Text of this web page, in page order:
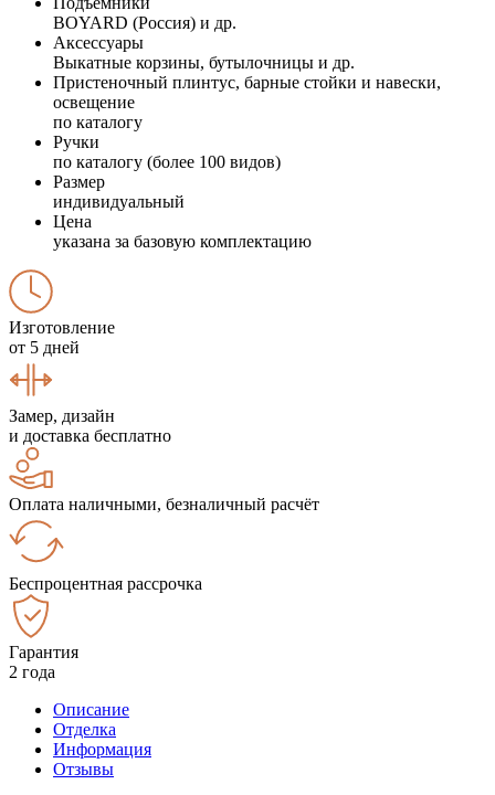
BOYARD (Россия) и др.
Аксессуары
Выкатные корзины, бутылочницы и др.
Пристеночный плинтус, барные стойки и навески,
освещение
по каталогу
Ручки
по каталогу (более 100 видов)
Размер
индивидуальный
Цена
указана за базовую комплектацию
Изготовление
от 5 дней
Замер, дизайн
и доставка бесплатно
Оплата наличными, безналичный расчёт
Беспроцентная рассрочка
Гарантия
2 года
Описание
Отделка
Информация
Отзывы